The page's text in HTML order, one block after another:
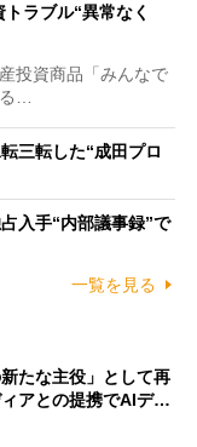
ラブル“異常なく
投資商品「みんなで
…
三転した“成田プロ
入手“内部議事録”で
一覧を見る
たな主役」として再
アとの提携でAIデ…